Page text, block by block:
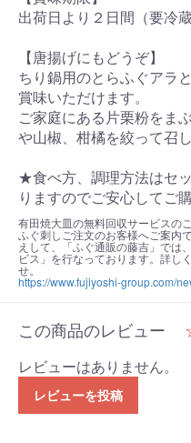
出荷日より２日間（要冷蔵
【唐揚げにもどうぞ】
ちり鍋用のとらふぐアラ
賞味いただけます。
ご家庭にある片栗粉をま
や山椒、柑橘を絞って召
★食べ方、調理方法はセ
りますのでご安心してご
有田焼大皿の無料回収サービスの
ふぐ刺しご注文のお客様へご案内
えして、「ふぐ通販の藤吉」では
ビス」を行なっております。詳し
せ。
https://www.fujiyoshi-group.com/
この商品のレビュー
レビューはありません。
レビューを投稿